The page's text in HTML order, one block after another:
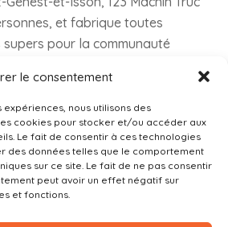
le consentement
nous utilisons des
cookies pour stocker et/ou accéder aux
Le fait de consentir à ces technologies
des données telles que le comportement
sur ce site. Le fait de ne pas consentir
peut avoir un effet négatif sur
et fonctions.
et fabrique toutes
pour la communauté
ou utilisatrice de
vous rendre survotre tableau
cette page et créer de
votre contenu. Amusez-vous bien !